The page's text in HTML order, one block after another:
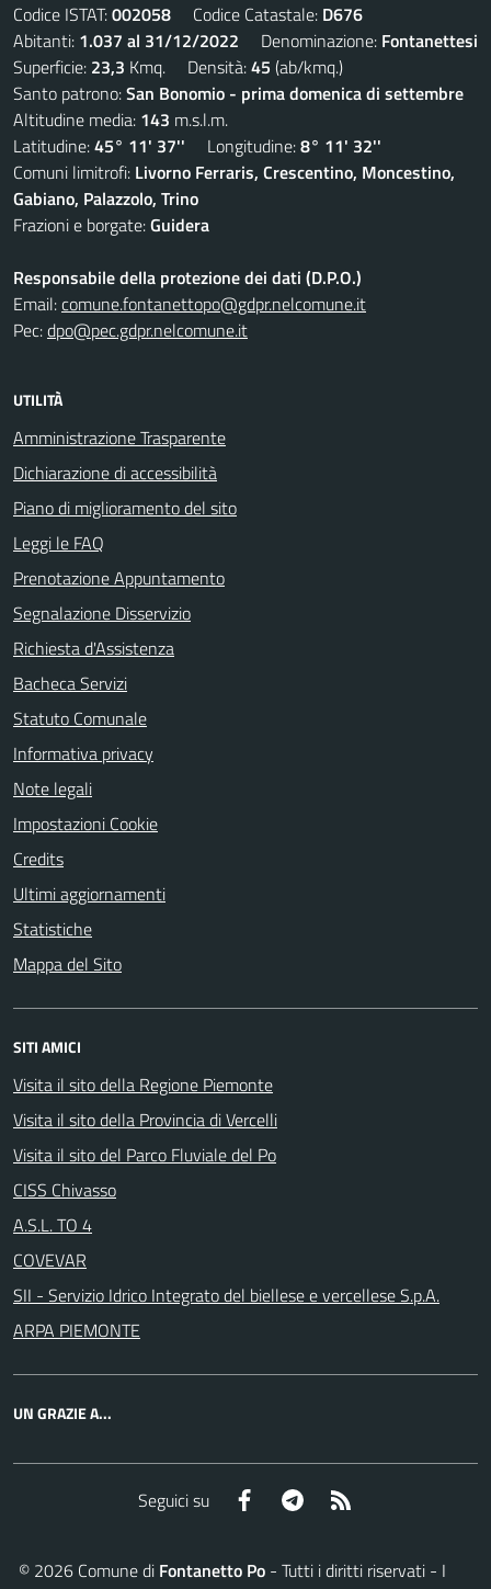
Codice ISTAT:002058 Codice Catastale: D676
Abitanti: 1.037 al 31/12/2022 Denominazione: Fontanettesi
Superficie: 23,3 Kmq. Densità:45 (ab/kmq.)
Santo patrono:San Bonomio - prima domenica di settembre
Altitudine media: 143 m.s.l.m.
Latitudine:45° 11' 37'' Longitudine:8° 11' 32''
Comuni limitrofi: Livorno Ferraris, Crescentino, Moncestino,
Gabiano, Palazzolo, Trino
Frazioni e borgate:Guidera
Responsabile della protezione dei dati (D.P.O.)
Email:comune.fontanettopo@gdpr.nelcomune.it
Pec:dpo@pec.gdpr.nelcomune.it
UTILITÀ
Amministrazione Trasparente
Dichiarazione di accessibilità
Piano di miglioramento del sito
Leggi le FAQ
Prenotazione Appuntamento
Segnalazione Disservizio
Richiesta d'Assistenza
Bacheca Servizi
Statuto Comunale
Informativa privacy
Note legali
Impostazioni Cookie
Credits
Ultimi aggiornamenti
Statistiche
Mappa del Sito
SITI AMICI
Visita il sito della Regione Piemonte
Visita il sito della Provincia di Vercelli
Visita il sito del Parco Fluviale del Po
CISS Chivasso
A.S.L. TO 4
COVEVAR
SII - Servizio Idrico Integrato del biellese e vercellese S.p.A.
ARPA PIEMONTE
UN GRAZIE A...
Seguici su Facebook Telegram
© 2026 Comune di Fontanetto Po - Tutti i diritti riservati - I